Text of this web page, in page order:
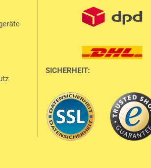
SICHERHEIT: